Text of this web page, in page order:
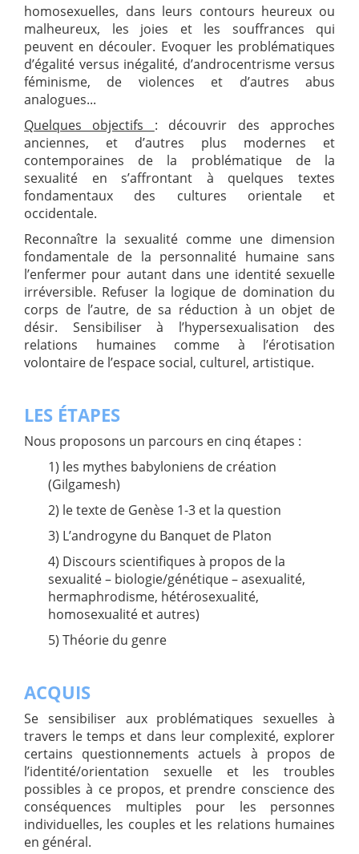
homosexuelles, dans leurs contours heureux ou
malheureux, les joies et les souffrances qui
peuvent en découler. Evoquer les problématiques
d’égalité versus inégalité, d’androcentrisme versus
féminisme, de violences et d’autres abus
analogues...
Quelques objectifs : découvrir des approches
anciennes, et d’autres plus modernes et
contemporaines de la problématique de la
sexualité en s’affrontant à quelques textes
fondamentaux des cultures orientale et
occidentale.
Reconnaître la sexualité comme une dimension
fondamentale de la personnalité humaine sans
l’enfermer pour autant dans une identité sexuelle
irréversible. Refuser la logique de domination du
corps de l’autre, de sa réduction à un objet de
désir. Sensibiliser à l’hypersexualisation des
relations humaines comme à l’érotisation
volontaire de l’espace social, culturel, artistique.
LES ÉTAPES
Nous proposons un parcours en cinq étapes :
1) les mythes babyloniens de création
(Gilgamesh)
2) le texte de Genèse 1-3 et la question
3) L’androgyne du Banquet de Platon
4) Discours scientifiques à propos de la
sexualité – biologie/génétique – asexualité,
hermaphrodisme, hétérosexualité,
homosexualité et autres)
5) Théorie du genre
ACQUIS
Se sensibiliser aux problématiques sexuelles à
travers le temps et dans leur complexité, explorer
certains questionnements actuels à propos de
l’identité/orientation sexuelle et les troubles
possibles à ce propos, et prendre conscience des
conséquences multiples pour les personnes
individuelles, les couples et les relations humaines
en général.